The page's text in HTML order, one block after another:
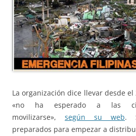
La organización dice llevar desde
«no ha esperado a las
movilizarse», según su web.
preparados para empezar a